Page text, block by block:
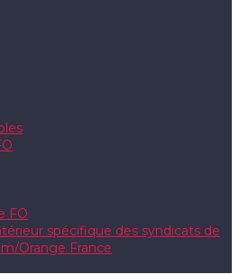
FO
spécifique des syndicats de
Orange France